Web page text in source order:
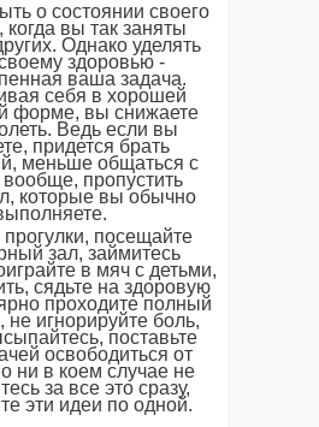
о состоянии своего
когда вы так заняты
Однако уделять
здоровью -
ваша задача.
себя в хорошей
форме, вы снижаете
Ведь если вы
придется брать
меньше общаться с
пропустить
которые вы обычно
посещайте
зал, займитесь
в мяч с детьми,
сядьте на здоровую
проходите полный
не игнорируйте боль,
поставьте
освободиться от
ни в коем случае не
за все это сразу,
эти идеи по одной.